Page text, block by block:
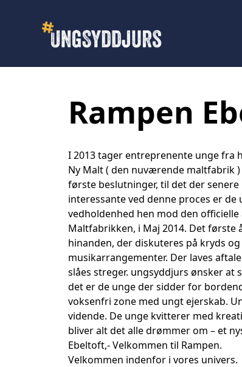
Rampen
I 2013 tager entreprenente unge fra
Ny Malt ( den nuværende maltfabrik
første beslutninger, til det der
interessante ved denne proces er de
vedholdenhed hen mod den
Maltfabrikken, i Maj 2014. Det første
hinanden, der diskuteres på kryds
musikarrangementer. Der laves
slåes streger. ungsyddjurs ønsker at
det er de unge der sidder for
voksenfri zone med ungt ejerskab.
vidende. De unge kvitterer med
bliver alt det alle drømmer om – et
Ebeltoft,- Velkommen til Rampen.
Velkommen indenfor i vores univers.